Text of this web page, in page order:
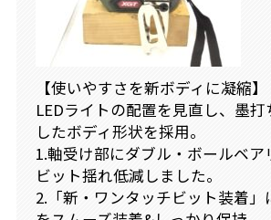
【使いやすさを新ボディに凝縮】
LEDライトの配置を見直し、墨
したボディ形状を採用。
1.軸受け部にダブル・ボールベア
ビット揺れ低減しました。
2.「新・ワンタッチビット装着」